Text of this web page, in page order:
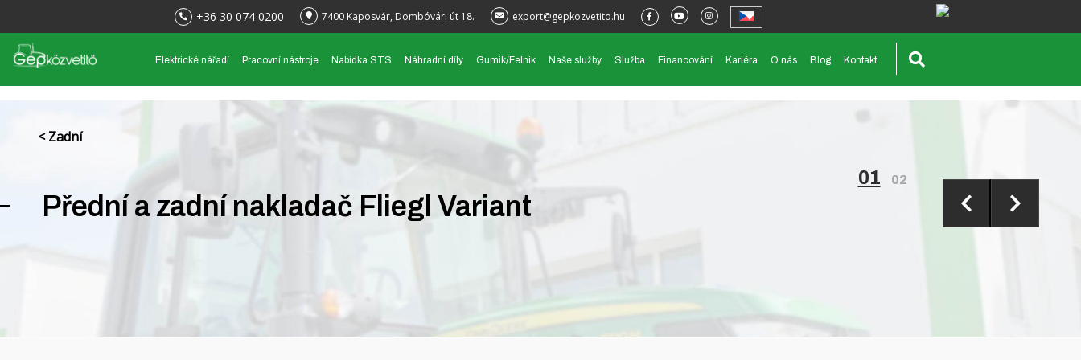
+36 30 074 0200 7400 Kaposvár, Dombóvári út 18. export@gepkozvetito.hu
Elektrické nářadí Pracovní nástroje Nabídka STS Náhradní díly Gumik/Felnik Naše služby Služba Financování Kariéra O nás Blog Kontakt
01 02
< Zadní
Přední a zadní nakladač Fliegl Variant
ZVLÁŠTNÍ NABÍDKA!